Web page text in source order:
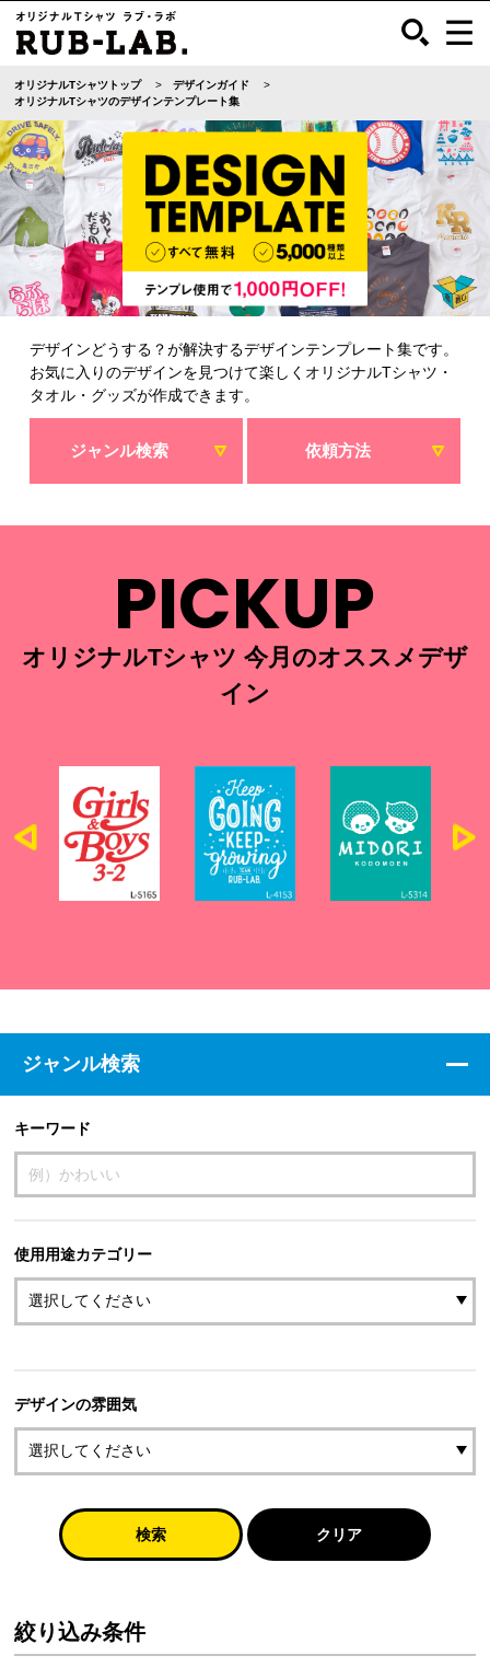
オリジナルTシャツトップ
デザインガイド
オリジナルTシャツのデザインテンプレート集
デザインどうする？が解決するデザインテンプレート集です。
お気に入りのデザインを見つけて楽しくオリジナルTシャツ・
タオル・グッズが作成できます。
ジャンル検索 依頼方法
PICKUP
オリジナルTシャツ 今月のオススメデザ
イン
ジャンル検索
キーワード
使用用途カテゴリー
デザインの雰囲気
検索 クリア
絞り込み条件